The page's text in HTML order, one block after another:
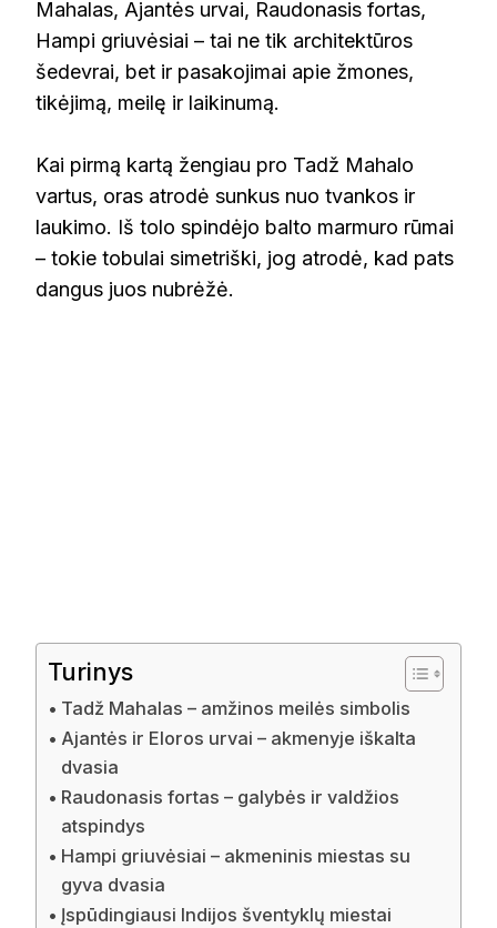
Mahalas, Ajantės urvai, Raudonasis fortas,
Hampi griuvėsiai – tai ne tik architektūros
šedevrai, bet ir pasakojimai apie žmones,
tikėjimą, meilę ir laikinumą.
Kai pirmą kartą žengiau pro Tadž Mahalo
vartus, oras atrodė sunkus nuo tvankos ir
laukimo. Iš tolo spindėjo balto marmuro rūmai
– tokie tobulai simetriški, jog atrodė, kad pats
dangus juos nubrėžė.
Turinys
Tadž Mahalas – amžinos meilės simbolis
Ajantės ir Eloros urvai – akmenyje iškalta
dvasia
Raudonasis fortas – galybės ir valdžios
atspindys
Hampi griuvėsiai – akmeninis miestas su
gyva dvasia
Įspūdingiausi Indijos šventyklų miestai